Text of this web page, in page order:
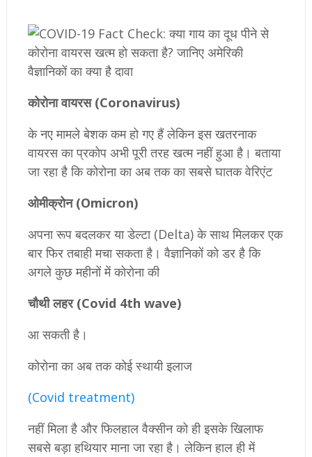
कोरोना वायरस (Coronavirus)
के नए मामले बेशक कम हो गए हैं लेकिन इस खतरनाक
वायरस का प्रकोप अभी पूरी तरह खत्म नहीं हुआ है। बताया
जा रहा है कि कोरोना का अब तक का सबसे घातक वेरिएंट
ओमीक्रोन (Omicron)
अपना रूप बदलकर या डेल्टा (Delta) के साथ मिलकर एक
बार फिर तबाही मचा सकता है। वैज्ञानिकों को डर है कि
अगले कुछ महीनों में कोरोना की
चौथी लहर (Covid 4th wave)
आ सकती है।
कोरोना का अब तक कोई स्थायी इलाज
(Covid treatment)
नहीं मिला है और फिलहाल वैक्सीन को ही इसके खिलाफ
सबसे बड़ा हथियार माना जा रहा है। लेकिन हाल ही में